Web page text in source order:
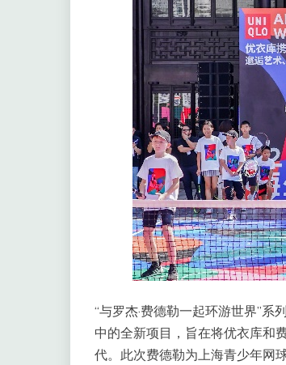
“与罗杰·费德勒一起环游世界”
中的全新项目，旨在将优衣库和
代。此次费德勒为上海青少年网